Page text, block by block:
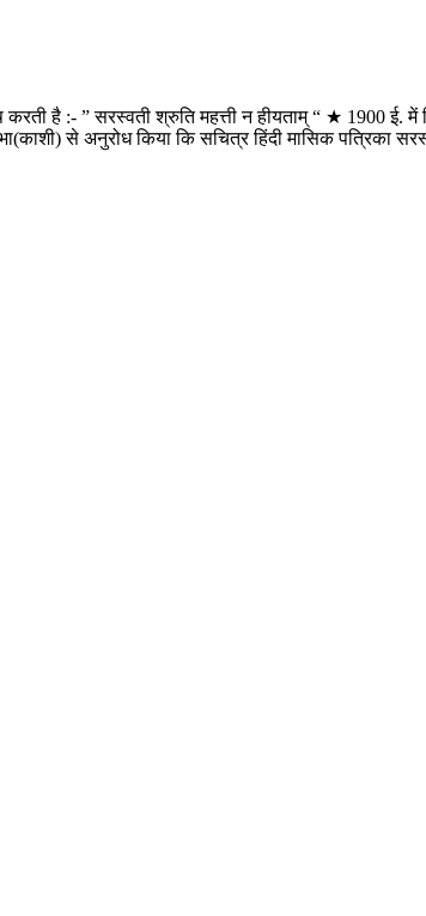
है :- ” सरस्वती श्रुति महत्ती न हीयताम् “ ★ 1900 ई. में
से अनुरोध किया कि सचित्र हिंदी मासिक पत्रिका